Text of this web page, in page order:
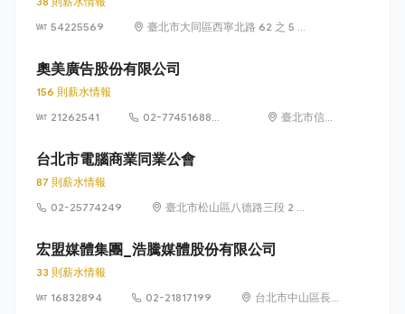
54225569
臺北市大同區西寧北路 62 之 5 號
奧美廣告股份有限公司
156 則薪水情報
21262541
02-77451688
臺北市信義
台北市電腦商業同業公會
87 則薪水情報
02-25774249
臺北市松山區八德路三段 2 號
宏盟媒體集團_浩騰媒體股份有限公司
33 則薪水情報
16832894
02-21817199
台北市中山區長